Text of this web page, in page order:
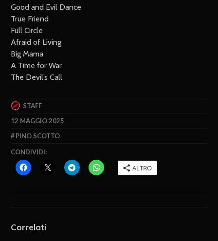
Good and Evil Dance
True Friend
Full Circle
Afraid of Living
Big Mama
A Time for War
The Devil’s Call
STAFF
12 MAGGIO 2025
PINO SCOTTO
CONDIVIDI:
ALTRO
Correlati